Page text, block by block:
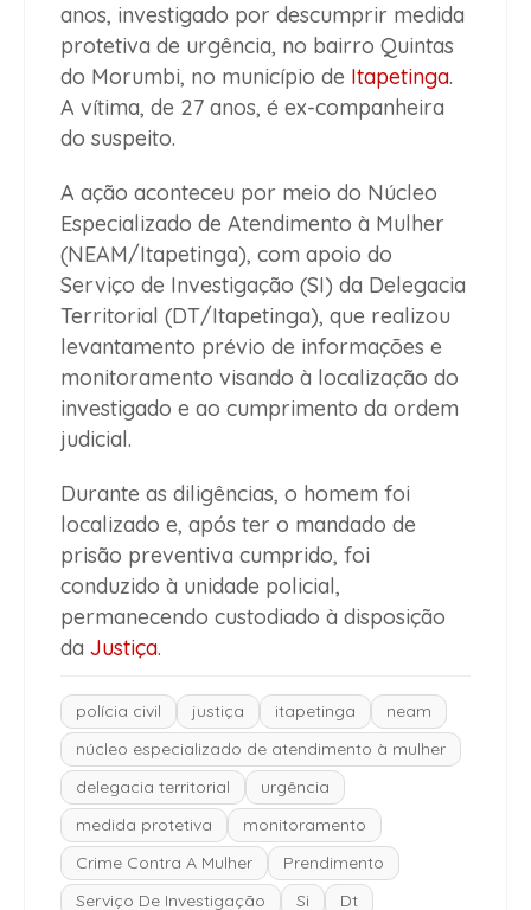
anos, investigado por descumprir medida
protetiva de urgência, no bairro Quintas
do Morumbi, no município de Itapetinga.
A vítima, de 27 anos, é ex-companheira
do suspeito.
A ação aconteceu por meio do Núcleo
Especializado de Atendimento à Mulher
(NEAM/Itapetinga), com apoio do
Serviço de Investigação (SI) da Delegacia
Territorial (DT/Itapetinga), que realizou
levantamento prévio de informações e
monitoramento visando à localização do
investigado e ao cumprimento da ordem
judicial.
Durante as diligências, o homem foi
localizado e, após ter o mandado de
prisão preventiva cumprido, foi
conduzido à unidade policial,
permanecendo custodiado à disposição
da Justiça.
polícia civil justiça itapetinga
neam
núcleo especializado de atendimento à mulher
delegacia territorial
urgência
medida protetiva
monitoramento
Crime Contra A Mulher
Prendimento
Serviço De Investigação
Si
Dt